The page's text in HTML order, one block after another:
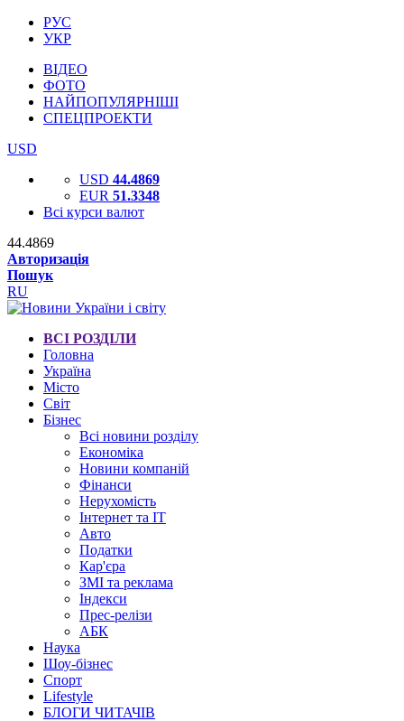
РУС
УКР
ВІДЕО
ФОТО
НАЙПОПУЛЯРНІШІ
СПЕЦПРОЕКТИ
USD
USD 44.4869
EUR 51.3348
Всі курси валют
44.4869
Авторизація
Пошук
RU
ВСІ РОЗДІЛИ
Головна
Україна
Місто
Світ
Бізнес
Всі новини розділу
Економіка
Новини компаній
Фінанси
Нерухомість
Інтернет та IT
Авто
Податки
Кар'єра
ЗМІ та реклама
Індекси
Прес-релізи
АБК
Наука
Шоу-бізнес
Спорт
Lifestyle
БЛОГИ ЧИТАЧІВ